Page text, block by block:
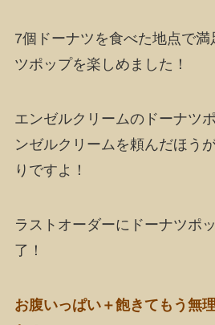
7個ドーナツを食べた地点で
ツポップを楽しめました！
エンゼルクリームのドーナツ
ンゼルクリームを頼んだほう
りですよ！
ラストオーダーにドーナツポ
了！
お腹いっぱい＋飽きてもう無